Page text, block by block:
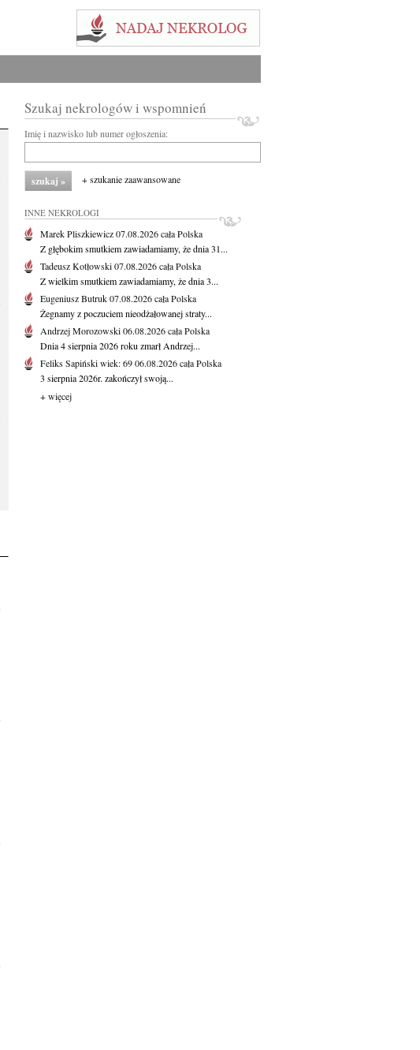
Szukaj nekrologów i wspomnień
Imię i nazwisko lub numer ogłoszenia:
+ szukanie zaawansowane
INNE NEKROLOGI
Marek Pliszkiewicz07.08.2026cała Polska
Z głębokim smutkiem zawiadamiamy, że dnia 31...
Tadeusz Kotłowski07.08.2026cała Polska
Z wielkim smutkiem zawiadamiamy, że dnia 3...
Eugeniusz Butruk07.08.2026cała Polska
Żegnamy z poczuciem nieodżałowanej straty...
Andrzej Morozowski06.08.2026cała Polska
Dnia 4 sierpnia 2026 roku zmarł Andrzej...
Feliks Sapińskiwiek: 6906.08.2026cała Polska
3 sierpnia 2026r. zakończył swoją...
+ więcej